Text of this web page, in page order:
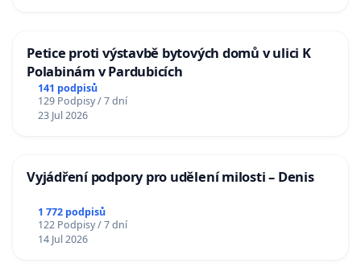
Petice proti výstavbě bytových domů v ulici K
Polabinám v Pardubicích
141 podpisů
129 Podpisy / 7 dní
23 Jul 2026
Vyjádření podpory pro udělení milosti – Denis
1 772 podpisů
122 Podpisy / 7 dní
14 Jul 2026